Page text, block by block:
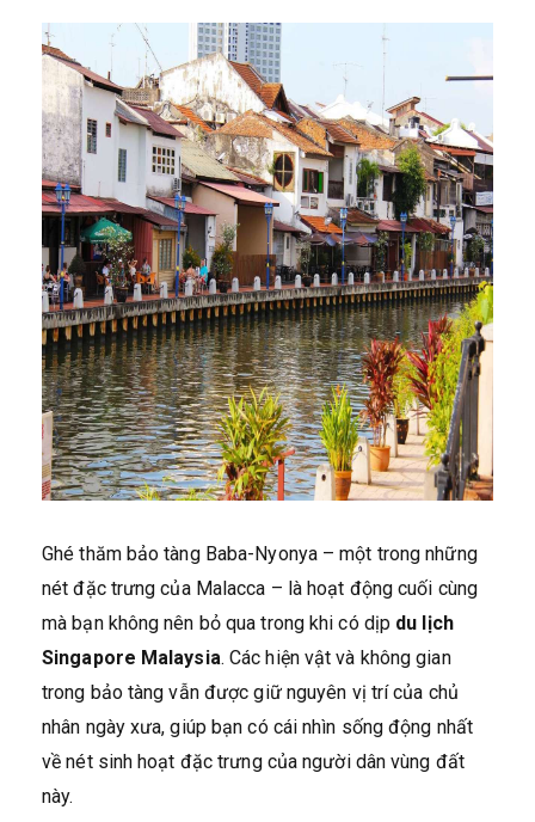
Ghé thăm bảo tàng Baba-Nyonya – một trong những
nét đặc trưng của Malacca – là hoạt động cuối cùng
mà bạn không nên bỏ qua trong khi có dịp du lịch
Singapore Malaysia. Các hiện vật và không gian
trong bảo tàng vẫn được giữ nguyên vị trí của chủ
nhân ngày xưa, giúp bạn có cái nhìn sống động nhất
về nét sinh hoạt đặc trưng của người dân vùng đất
này.